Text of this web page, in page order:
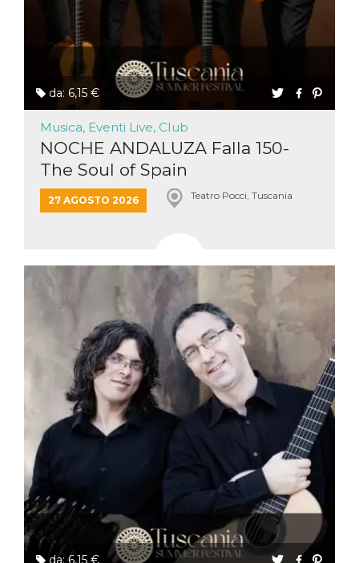
da: 6,15 €
Musica, Eventi Live, Club
NOCHE ANDALUZA Falla 150-
The Soul of Spain
27 AGOSTO 2026 Teatro Pocci, Tuscania
da: 6,15 €